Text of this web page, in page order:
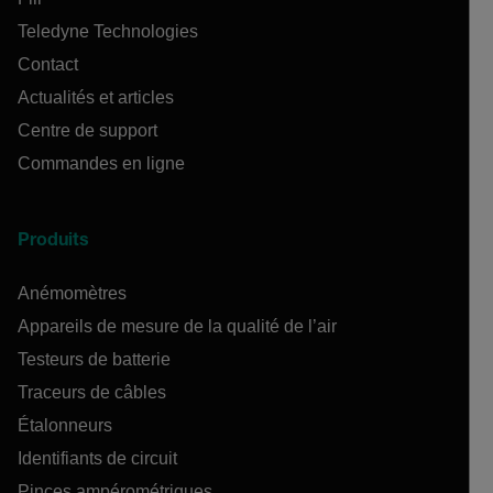
Teledyne Technologies
Contact
Actualités et articles
Centre de support
Commandes en ligne
Produits
Anémomètres
Appareils de mesure de la qualité de l’air
Testeurs de batterie
Traceurs de câbles
Étalonneurs
Identifiants de circuit